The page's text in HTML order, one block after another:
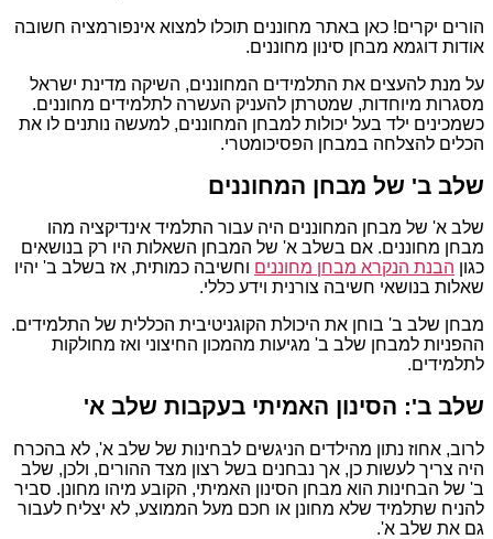
הורים יקרים! כאן באתר מחוננים תוכלו למצוא אינפורמציה חשובה
אודות דוגמא מבחן סינון מחוננים.
על מנת להעצים את התלמידים המחוננים, השיקה מדינת ישראל
מסגרות מיוחדות, שמטרתן להעניק העשרה לתלמידים מחוננים.
כשמכינים ילד בעל יכולות למבחן המחוננים, למעשה נותנים לו את
הכלים להצלחה במבחן הפסיכומטרי.
שלב ב' של מבחן המחוננים
שלב א' של מבחן המחוננים היה עבור התלמיד אינדיקציה מהו
מבחן מחוננים. אם בשלב א' של המבחן השאלות היו רק בנושאים
כגון הבנת הנקרא מבחן מחוננים וחשיבה כמותית, אז בשלב ב' יהיו
שאלות בנושאי חשיבה צורנית וידע כללי.
מבחן שלב ב' בוחן את היכולת הקוגניטיבית הכללית של התלמידים.
ההפניות למבחן שלב ב' מגיעות מהמכון החיצוני ואז מחולקות
לתלמידים.
שלב ב': הסינון האמיתי בעקבות שלב א'
לרוב, אחוז נתון מהילדים הניגשים לבחינות של שלב א', לא בהכרח
היה צריך לעשות כן, אך נבחנים בשל רצון מצד ההורים, ולכן, שלב
ב' של הבחינות הוא מבחן הסינון האמיתי, הקובע מיהו מחונן. סביר
להניח שתלמיד שלא מחונן או חכם מעל הממוצע, לא יצליח לעבור
גם את שלב א'.